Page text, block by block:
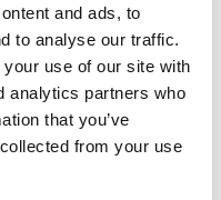
and ads, to
to analyse our traffic.
use of our site with
analytics partners who
that you’ve
from your use